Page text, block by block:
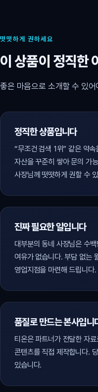
떳떳하게 권하세요
이 상품이 정직한
좋은 마음으로 소개할 수 있
정직한 상품입니다
“무조건 검색 1위” 같은 약
자산을 꾸준히 쌓아 문의 가
사장님께 떳떳하게 권할 수
진짜 필요한 일입니다
대부분의 동네 사장님은 수
여유가 없습니다. 부담 없는
영업지점을 마련해 드립니다.
품질로 만드는 본사입니
티온은 파트너가 전달한 자
콘텐츠를 직접 제작합니다.
있습니다.